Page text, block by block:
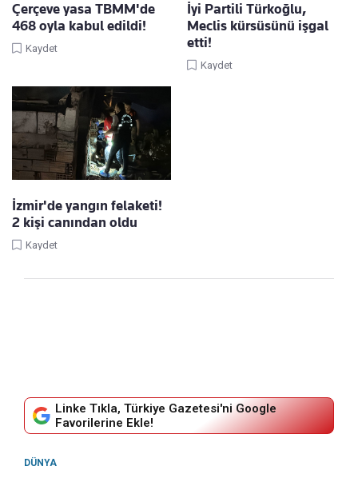
Çerçeve yasa TBMM'de
468 oyla kabul edildi!
Kaydet
İyi Partili Türkoğlu,
Meclis kürsüsünü işgal
etti!
Kaydet
İzmir'de yangın felaketi!
2 kişi canından oldu
Kaydet
Linke Tıkla, Türkiye Gazetesi'ni Google
Favorilerine Ekle!
DÜNYA